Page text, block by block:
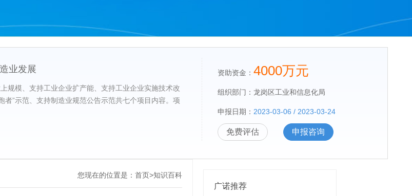
业发展
规模、支持工业企业扩产能、支持工业企业实施技术改
”示范、支持制造业规范公告示范共七个项目内容。项
资助资金： 4000万元
组织部门： 龙岗区工业和信息化局
申报日期： 2023-03-06 / 2023-03-24
免费评估 申报咨询
您现在的位置是： 首页>知识百科
广诺推荐